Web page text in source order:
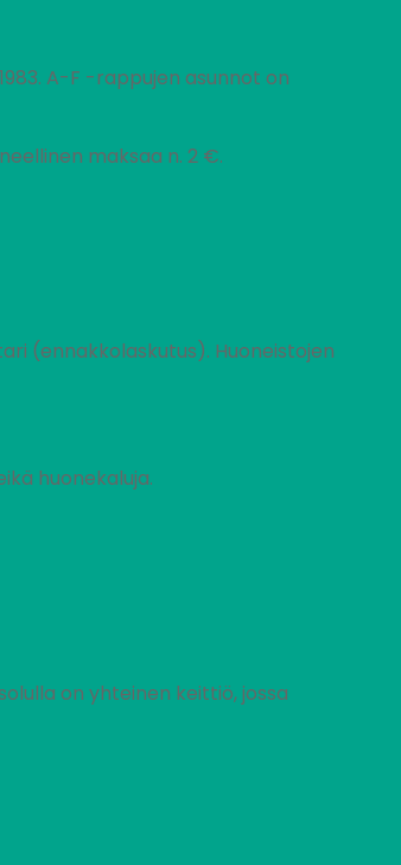
A-F -rappujen asunnot on
maksaa n. 2 €.
(ennakkolaskutus). Huoneistojen
huonekaluja.
on yhteinen keittiö, jossa